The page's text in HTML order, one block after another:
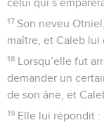
celui qui
17 Son neveu
maître, et Caleb lui
18 Lorsqu’elle fut
demander un
de son âne, et
19 Elle lui répondit